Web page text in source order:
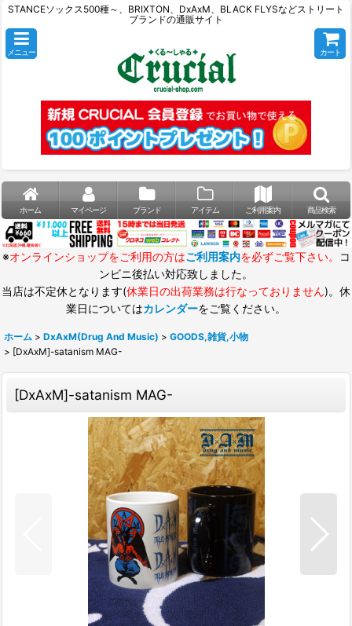
STANCEソックス500種～、BRIXTON、DxAxM、BLACK FLYSなどストリート
ブランドの通販サイト
メニュー カート
ホーム マイページ ブランド アイテム ご利用案内 商品検索
※オンラインショップをご利用の方はご利用案内を必ずご覧下さい。
コ
ンビニ後払い対応致しました。
当店は不定休となります(休業日の出荷業務は行なっておりません)。休
業日についてはカレンダーをご覧ください。
ホーム > DxAxM(Drug And Music) > GOODS,雑貨,小物
> [DxAxM]-satanism MAG-
[DxAxM]-satanism MAG-